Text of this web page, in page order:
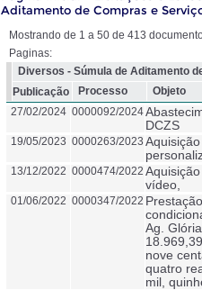
do
Aditamento de Compras e
Mostrando de 1 a 50 de 413
Paginas:
Diversos - Súmula de Aditamento
Publicação
Processo
Objeto
27/02/2024 0000092/2024
DCZS
19/05/2023 0000263/2023
13/12/2022 0000474/2022
vídeo,
01/06/2022 0000347/2022
Ag.
nove
quatro
mil,